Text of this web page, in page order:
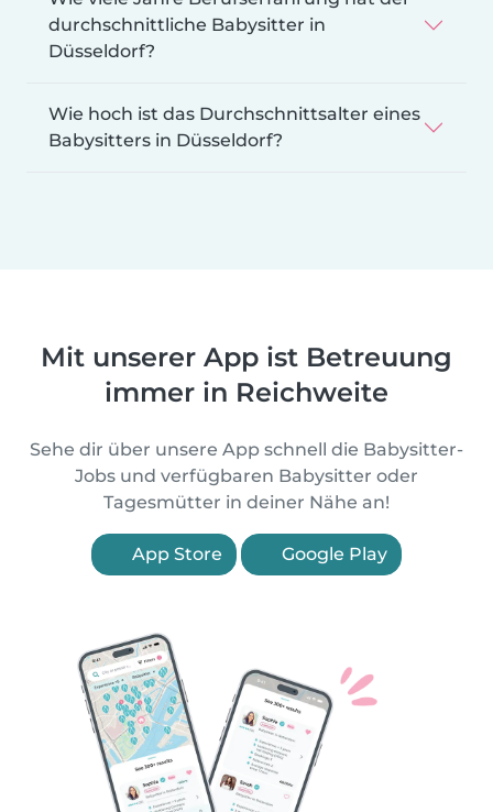
durchschnittliche Babysitter in
Düsseldorf?
Wie hoch ist das Durchschnittsalter eines
Babysitters in Düsseldorf?
Mit unserer App ist Betreuung
immer in Reichweite
Sehe dir über unsere App schnell die Babysitter-
Jobs und verfügbaren Babysitter oder
Tagesmütter in deiner Nähe an!
App Store Google Play